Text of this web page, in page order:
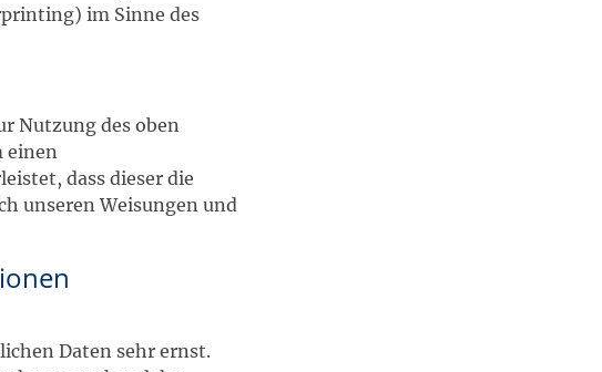
im Sinne des
Nutzung des oben
einen
dass dieser die
unseren Weisungen und
Daten sehr ernst.